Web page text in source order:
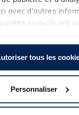
avec d'autres
ou qu'ils ont
tous les
Personnaliser